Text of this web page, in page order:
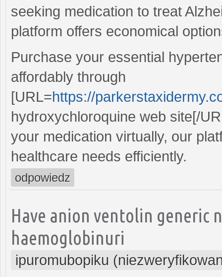
seeking medication to treat
platform offers economical
Purchase your essential
affordably through
[URL=https://
hydroxychloroquine web site[/
your medication virtually, our
healthcare needs efficiently.
odpowiedz
Have anion ventolin generic
haemoglobinuri
ipuromubopiku